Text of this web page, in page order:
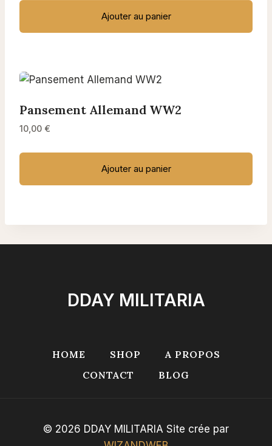
Ajouter au panier
Pansement Allemand WW2
10,00 €
Ajouter au panier
DDAY MILITARIA
HOME SHOP
A PROPOS
CONTACT
BLOG
© 2026 DDAY MILITARIA Site crée par